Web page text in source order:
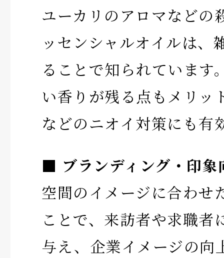
ユーカリのアロマなどの
ッセンシャルオイルは、
ることで知られています
い香りが残る点もメリッ
などのニオイ対策にも有
■ ブランディング・印象
空間のイメージに合わせ
ことで、来訪者や求職者
与え、企業イメージの向